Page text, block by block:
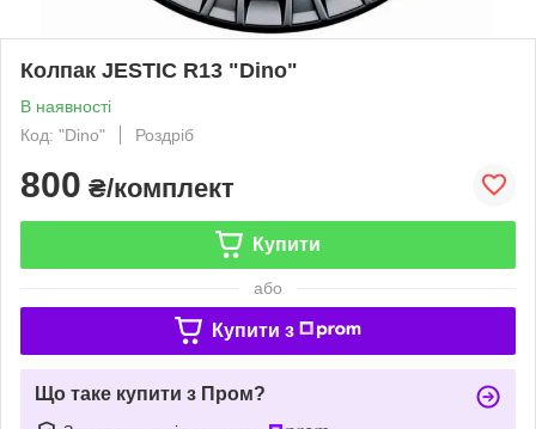
Колпак JESTIC R13 "Dino"
В наявності
Код: "Dino"
Роздріб
800 ₴/комплект
Купити
або
Купити з
Що таке купити з Пром?